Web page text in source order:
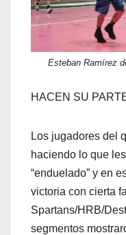
Esteban Ramírez
HACEN SU
Los jugadores del
haciendo lo que
“enduelado” y en
victoria con cierta
Spartans/HRB/
segmentos